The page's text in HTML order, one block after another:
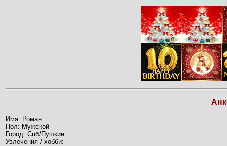
Имя: Роман
Пол: Мужской
Город: Спб/Пушкин
Увлечения / хобби: